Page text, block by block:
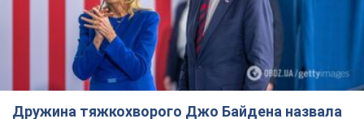
Спершу лікарі не надали цьому належної уваги
12 часов назад 15,0 т.
Відпустка Лесі Нікітюк у Карпатах
обернулася скандалом: чому ведучу